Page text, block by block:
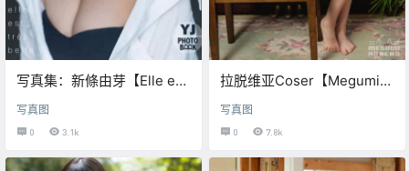
写真集：新條由芽【Elle est
写真图
0 3.1k
拉脱维亚Coser【Megumi
写真图
0 7.8k